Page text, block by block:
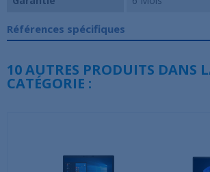
Références spécifiques
10 AUTRES PRODUITS DANS
CATÉGORIE :